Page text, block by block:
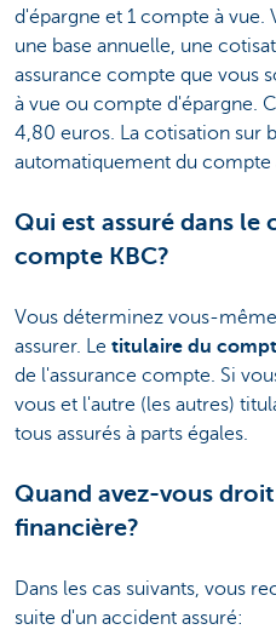
d'épargne et 1 compte à vue.
une base annuelle, une
assurance compte que vous
à vue ou compte d'épargne.
4,80 euros. La cotisation sur
automatiquement du compte
Qui est assuré dans le
compte KBC?
Vous déterminez vous-
assurer. Le titulaire du
de l'assurance compte. Si
vous et l'autre (les autres)
tous assurés à parts égales.
Quand avez-vous
financière?
Dans les cas suivants, vous
suite d'un accident assuré: